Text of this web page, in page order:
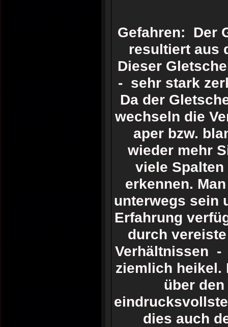
Gefahren: Der
resultiert aus
Dieser
- sehr stark
Da der
wechseln die
aper bzw.
wieder mehr
viele
erkennen.
unterwegs sein
Erfahrung
durch
Verhältnissen -
ziemlich heikel.
über
dies auch